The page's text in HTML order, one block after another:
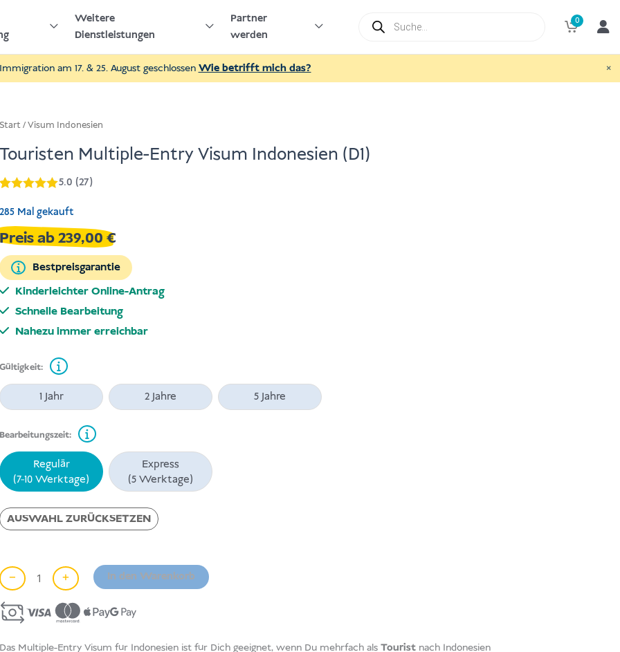
Weitere
Dienstleistungen
Partner
werden
Products
search
0
Immigration am 17. & 25. August geschlossen Wie betrifft mich das? ×
Start/Visum Indonesien
Touristen Multiple-Entry Visum Indonesien (D1)
5von 5,
basierend
auf
Kundenbewertungen
5.0 (27)
285 Mal gekauft
Preis ab239,00 €
Bestpreisgarantie
Kinderleichter Online-Antrag
Schnelle Bearbeitung
Nahezu immer erreichbar
Gültigkeit:
1 Jahr 2 Jahre 5 Jahre
Bearbeitungszeit:
Regulär
(7-10 Werktage)
Express
(5 Werktage)
AUSWAHL ZURÜCKSETZEN
−
Touristen
Multiple-
Entry
+ In den Warenkorb
Das Multiple-Entry Visum für Indonesien ist für Dich geeignet, wenn Du mehrfach als Tourist nach Indonesien